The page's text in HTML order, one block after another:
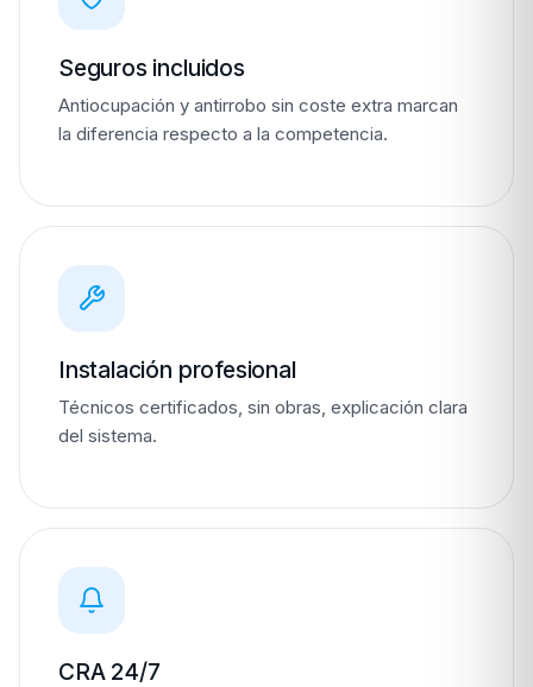
Seguros incluidos
Antiocupación y antirrobo sin coste extra marcan
la diferencia respecto a la competencia.
Instalación profesional
Técnicos certificados, sin obras, explicación clara
del sistema.
CRA 24/7